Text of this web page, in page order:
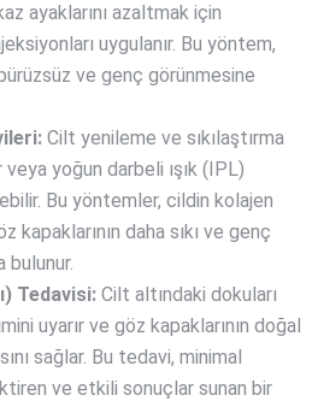
ayaklarını azaltmak için
uygulanır. Bu yöntem,
ve genç görünmesine
Cilt yenileme ve sıkılaştırma
yoğun darbeli ışık (IPL)
Bu yöntemler, cildin kolajen
kapaklarının daha sıkı ve genç
bulunur.
Tedavisi: Cilt altındaki dokuları
uyarır ve göz kapaklarının doğal
sağlar. Bu tedavi, minimal
ve etkili sonuçlar sunan bir